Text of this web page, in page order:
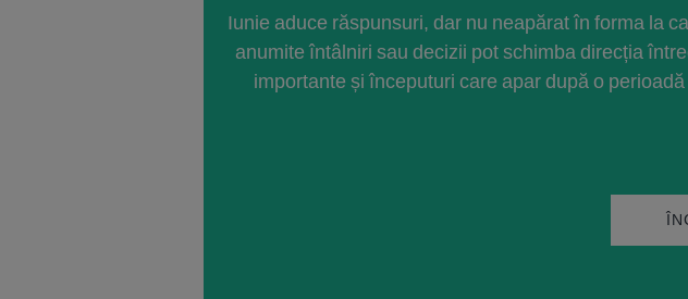
Iunie aduce răspunsuri, dar nu neapărat în forma la
anumite întâlniri sau decizii pot schimba direcția
importante și începuturi care apar după o